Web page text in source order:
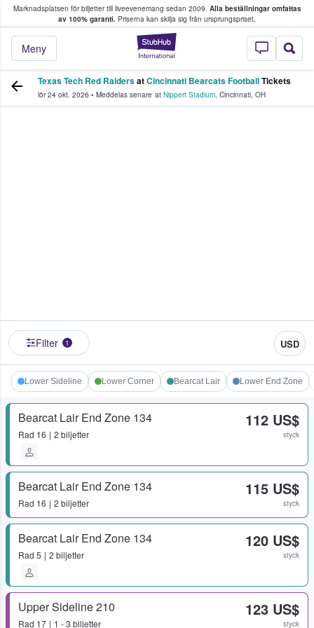
Marknadsplatsen för biljetter till liveevenemang sedan 2009. Alla beställningar omfattas
av 100% garanti. Priserna kan skilja sig från ursprungspriset.
StubHub – där
Meny
köper och säljer biljetter.
Texas Tech Red RaidersatCincinnati Bearcats FootballTickets
lör 24 okt. 2026 • Meddelas senare at Nippert Stadium, Cincinnati, OH
Filter 1 USD
Lower Sideline Lower Corner Bearcat Lair Lower End Zone
Bearcat Lair End Zone 134
Rad 16 2 biljetter
112 US$
styck
Bearcat Lair End Zone 134
Rad 16 2 biljetter
115 US$
styck
Bearcat Lair End Zone 134
Rad 5 2 biljetter
120 US$
styck
Upper Sideline 210
Rad 17 1 - 3 biljetter
123 US$
styck